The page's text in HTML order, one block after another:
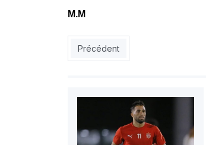
M.M
Article précédent : JSK : le cri
Précédent